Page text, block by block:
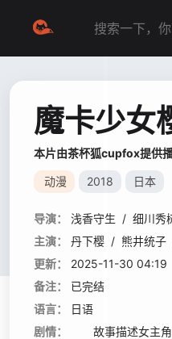
魔卡少女
本片由茶杯狐cupfox提供
动漫 2018 日本
导演： 浅香守生 / 细川秀
主演：
丹下樱 / 熊井统子
更新：
2025-11-30 04:19
备注：
已完结
语言：
日语
剧情：
故事描述女主角